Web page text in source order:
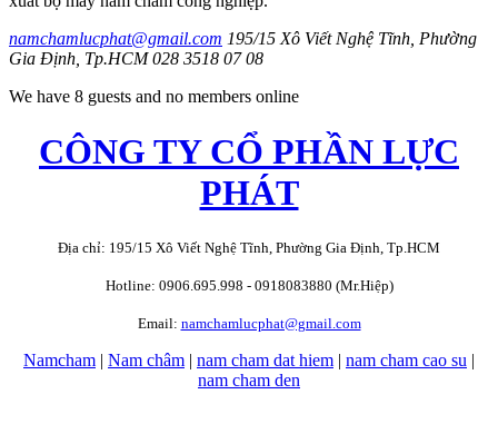
namchamlucphat@gmail.com 195/15 Xô Viết Nghệ Tĩnh, Phường
Gia Định, Tp.HCM 028 3518 07 08
We have 8 guests and no members online
CÔNG TY CỔ PHẦN LỰC
PHÁT
Địa chỉ: 195/15 Xô Viết Nghệ Tĩnh, Phường Gia Định, Tp.HCM
Hotline: 0906.695.998 - 0918083880 (Mr.Hiệp)
Email: namchamlucphat@gmail.com
Namcham | Nam châm | nam cham dat hiem | nam cham cao su |
nam cham den